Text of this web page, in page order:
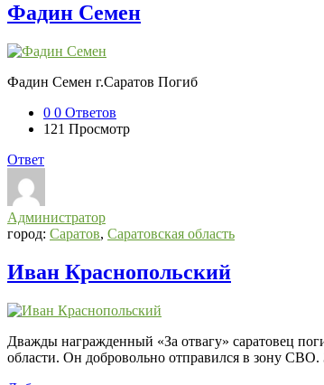
2026,
Новости
СВО
Последний
Посты
Фадин Семен
Фадин Семен г.Саратов Погиб
0 0 Ответов
121 Просмотр
Ответ
Администратор
город: Саратов, Саратовская область
Иван Краснопольский
Дважды награжденный «За отвагу» саратовец
области. Он добровольно отправился в зону